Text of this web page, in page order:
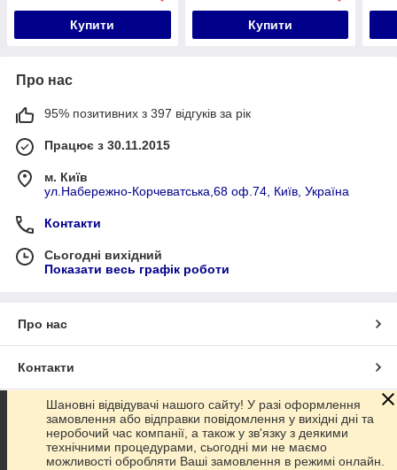
Купити Купити
Про нас
95% позитивних з 397 відгуків за рік
Працює з 30.11.2015
м. Київ
ул.Набережно-Корчеватська,68 оф.74, Київ, Україна
Контакти
Сьогодні вихідний
Показати весь графік роботи
Про нас
Контакти
Доставка та оплата
Графік роботи
Шановні відвідувачі нашого сайту! У разі оформлення
замовлення або відправки повідомлення у вихідні дні та
неробочий час компанії, а також у зв'язку з деякими
технічними процедурами, сьогодні ми не маємо
можливості обробляти Ваші замовлення в режимі онлайн.